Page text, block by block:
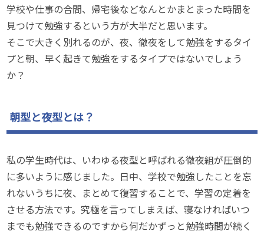
学校や仕事の合間、帰宅後などなんとかまとまった時間を
見つけて勉強するという方が大半だと思います。
そこで大きく別れるのが、夜、徹夜をして勉強をするタイ
プと朝、早く起きて勉強をするタイプではないでしょう
か？
朝型と夜型とは？
私の学生時代は、いわゆる夜型と呼ばれる徹夜組が圧倒的
に多いように感じました。日中、学校で勉強したことを忘
れないうちに夜、まとめて復習することで、学習の定着を
させる方法です。究極を言ってしまえば、寝なければいつ
までも勉強できるのですから何だかずっと勉強時間が続く